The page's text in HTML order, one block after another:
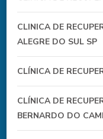
CLINICA DE
ALEGRE DO SUL SP
CLÍNICA DE
CLÍNICA DE
BERNARDO DO